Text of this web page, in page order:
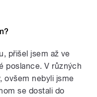
přišel jsem až ve
poslance. V různých
ovšem nebyli jsme
se dostali do